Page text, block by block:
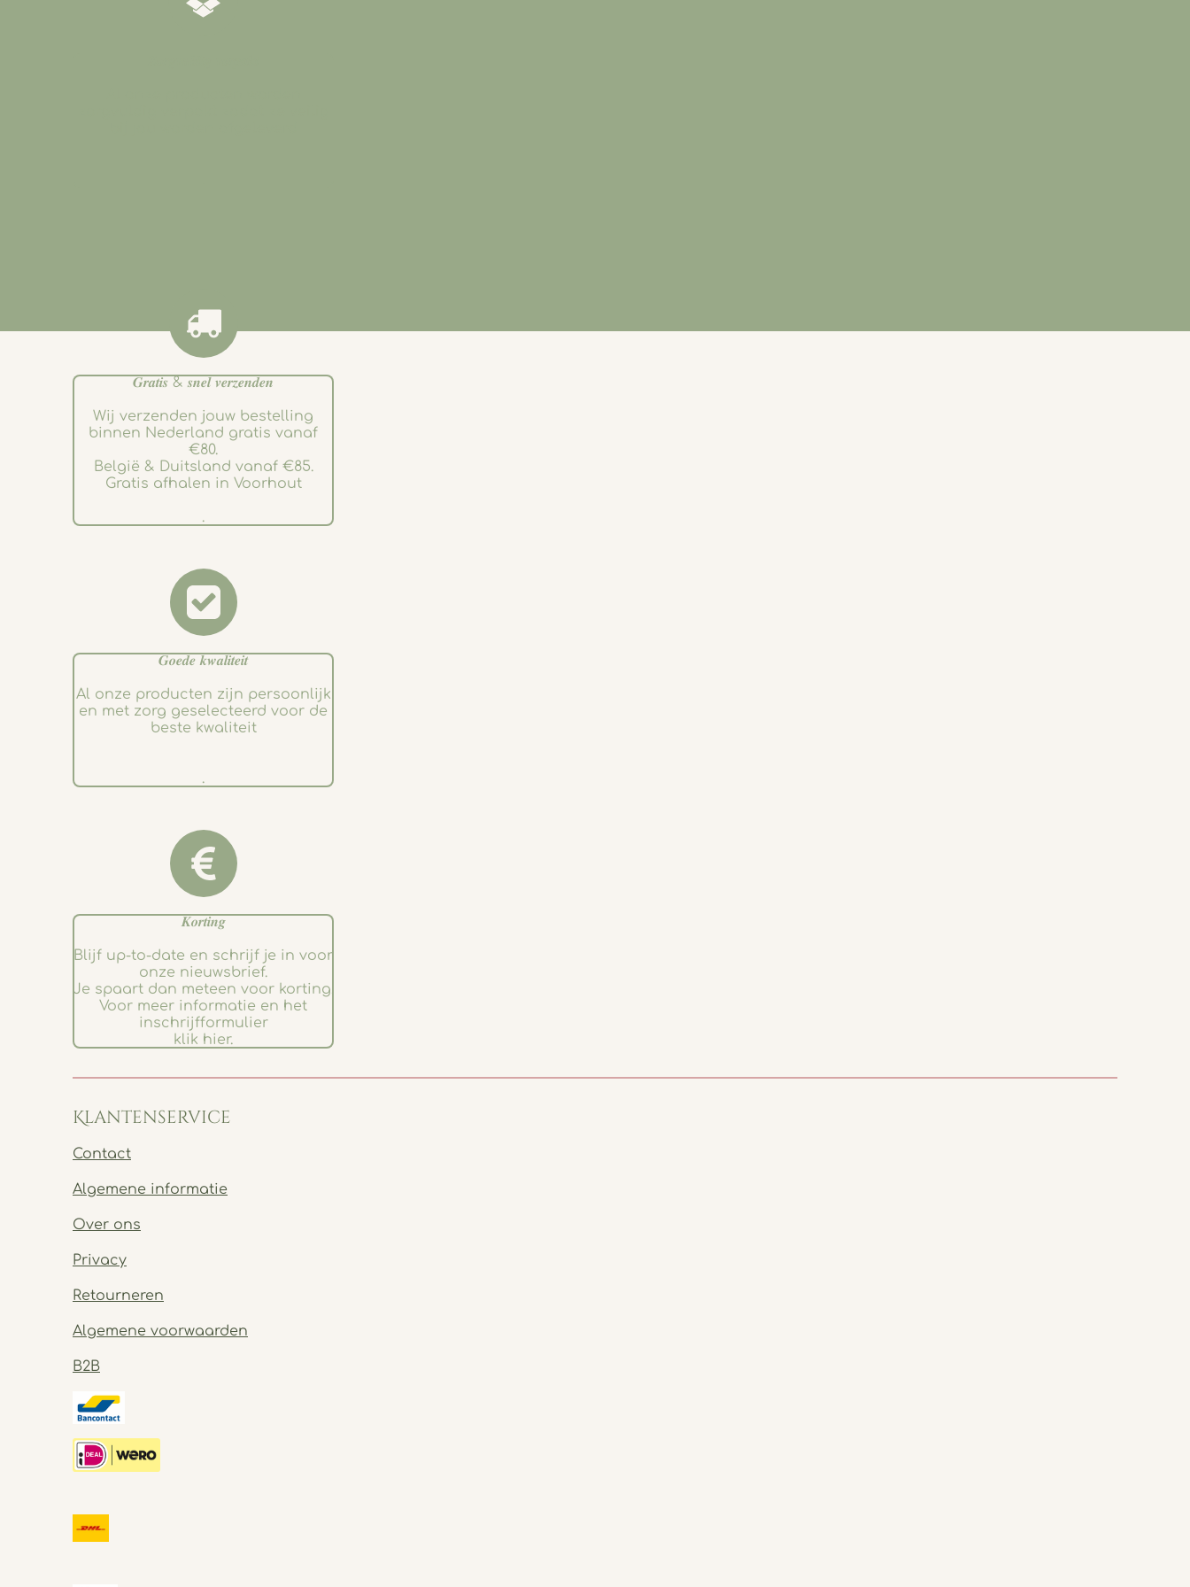
𝑮𝒓𝒂𝒕𝒊𝒔 & 𝒔𝒏𝒆𝒍 𝒗𝒆𝒓𝒛𝒆𝒏𝒅𝒆𝒏
Wij verzenden jouw bestelling
binnen Nederland gratis vanaf
€80.
België & Duitsland vanaf €85.
Gratis afhalen in Voorhout
.
𝑮𝒐𝒆𝒅𝒆 𝒌𝒘𝒂𝒍𝒊𝒕𝒆𝒊𝒕
Al onze producten zijn persoonlijk
en met zorg geselecteerd voor de
beste kwaliteit
.
𝑲𝒐𝒓𝒕𝒊𝒏𝒈
Blijf up-to-date en schrijf je in voor
onze nieuwsbrief.
Je spaart dan meteen voor korting.
Voor meer informatie en het
inschrijfformulier
klik hier.
Klantenservice
Contact
Algemene informatie
Over ons
Privacy
Retourneren
Algemene voorwaarden
B2B